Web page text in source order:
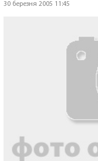
30 березня 2005 11:45